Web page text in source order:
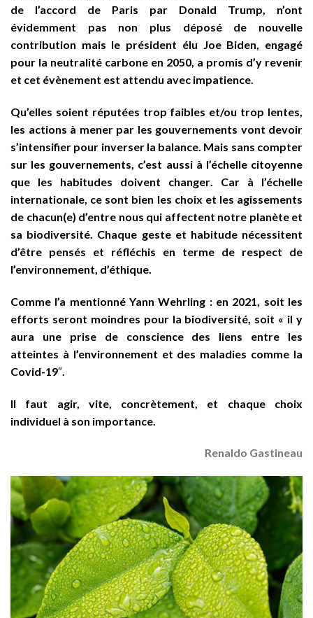
de l’accord de Paris par Donald Trump, n’ont
évidemment pas non plus déposé de nouvelle
contribution mais le président élu Joe Biden, engagé
pour la neutralité carbone en 2050, a promis d’y revenir
et cet évènement est attendu avec impatience.
Qu’elles soient réputées trop faibles et/ou trop lentes,
les actions à mener par les gouvernements vont devoir
s’intensifier pour inverser la balance. Mais sans compter
sur les gouvernements, c’est aussi à l’échelle citoyenne
que les habitudes doivent changer. Car à l’échelle
internationale, ce sont bien les choix et les agissements
de chacun(e) d’entre nous qui affectent notre planète et
sa biodiversité. Chaque geste et habitude nécessitent
d’être pensés et réfléchis en terme de respect de
l’environnement, d’éthique.
Comme l’a mentionné Yann Wehrling : en 2021, soit les
efforts seront moindres pour la biodiversité, soit « il y
aura une prise de consciencedes liens entre les
atteintes à l’environnement et des maladies comme la
Covid-19″.
Il faut agir, vite, concrètement, et chaque choix
individuel à son importance.
Renaldo Gastineau